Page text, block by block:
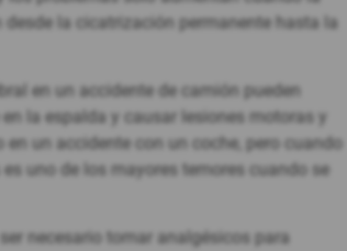
la cicatrización permanente hasta la
en un accidente de camión pueden
la espalda y causar lesiones motoras y
un accidente con un coche, pero cuando
uno de los mayores temores cuando se
necesario tomar analgésicos para